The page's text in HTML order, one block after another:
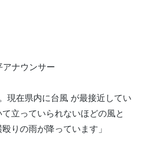
ナウンサー
現在県内に台風 が最接近してい
立っていられないほどの風と
りの雨が降っています」